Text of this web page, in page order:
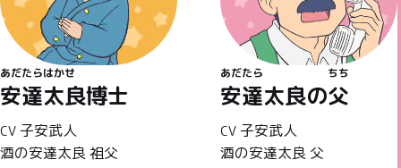
安達太良博士
あだたらはかせ
CV 子安武人
酒の安達太良 祖父
安達太良の
あだたら
父
ちち
CV 子安武人
酒の安達太良 父